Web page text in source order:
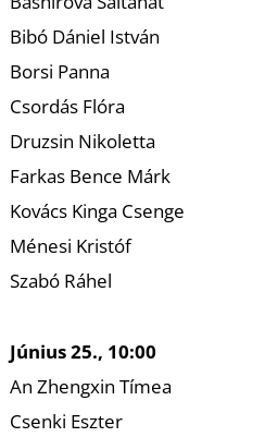
Bibó Dániel István
Borsi Panna
Csordás Flóra
Druzsin Nikoletta
Farkas Bence Márk
Kovács Kinga Csenge
Ménesi Kristóf
Szabó Ráhel
Június 25., 10:00
An Zhengxin Tímea
Csenki Eszter